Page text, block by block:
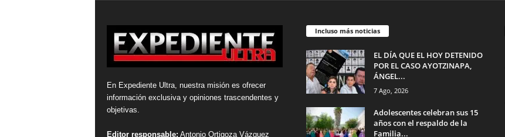
En Expediente Ultra, nuestra misión es ofrecer
información exclusiva y opiniones trascendentes y
objetivas.
Editor responsable: Antonio Ortigoza Vázquez
Incluso más noticias
EL DÍA QUE EL HOY DETENIDO
POR EL CASO AYOTZINAPA,
ÁNGEL...
7 Ago, 2026
Adolescentes celebran sus 15
años con el respaldo de la
Familia...